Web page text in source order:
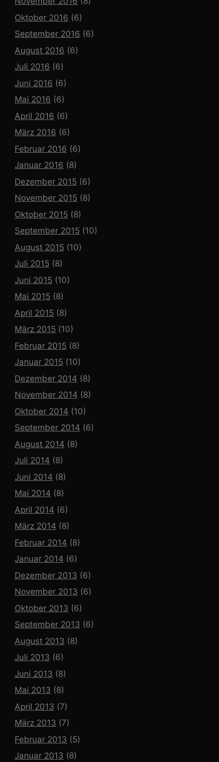
Oktober 2016 (6)
September 2016 (6)
August 2016 (6)
Juli 2016 (6)
Juni 2016 (6)
Mai 2016 (6)
April 2016 (6)
März 2016 (6)
Februar 2016 (6)
Januar 2016 (8)
Dezember 2015 (6)
November 2015 (8)
Oktober 2015 (8)
September 2015 (10)
August 2015 (10)
Juli 2015 (8)
Juni 2015 (10)
Mai 2015 (8)
April 2015 (8)
März 2015 (10)
Februar 2015 (8)
Januar 2015 (10)
Dezember 2014 (8)
November 2014 (8)
Oktober 2014 (10)
September 2014 (6)
August 2014 (8)
Juli 2014 (8)
Juni 2014 (8)
Mai 2014 (8)
April 2014 (6)
März 2014 (8)
Februar 2014 (8)
Januar 2014 (6)
Dezember 2013 (6)
November 2013 (6)
Oktober 2013 (6)
September 2013 (6)
August 2013 (8)
Juli 2013 (6)
Juni 2013 (8)
Mai 2013 (8)
April 2013 (7)
März 2013 (7)
Februar 2013 (5)
Januar 2013 (8)